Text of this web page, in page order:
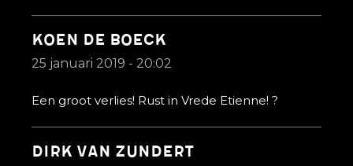
Koen De Boeck
25 januari 2019 - 20:02
Een groot verlies! Rust in Vrede Etienne! ?
Dirk van Zundert